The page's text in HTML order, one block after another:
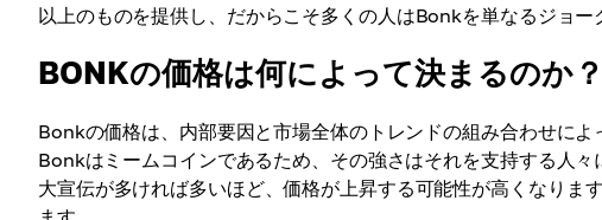
以上のものを提供し、だからこそ多くの人はBonkを単なるジョー
BONKの価格は何によって決まるのか？
Bonkの価格は、内部要因と市場全体のトレンドの組み合わせに
Bonkはミームコインであるため、その強さはそれを支持する人
大宣伝が多ければ多いほど、価格が上昇する可能性が高くなりま